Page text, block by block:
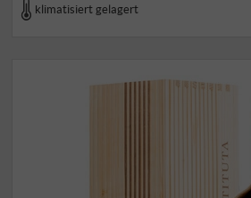
klimatisiert gelagert